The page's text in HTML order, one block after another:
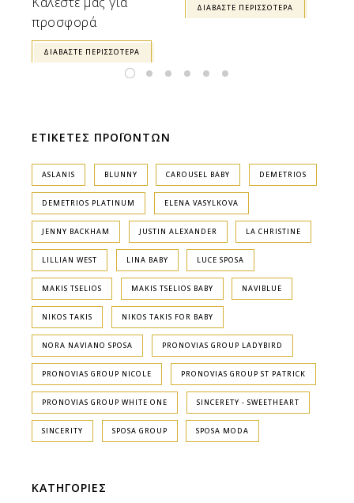
προσφορά
ΔΙΑΒΆΣΤΕ ΠΕΡΙΣΣΌΤΕΡΑ
ΔΙΑΒΆΣΤΕ ΠΕΡΙΣΣΌΤΕΡΑ
ΕΤΙΚΕΤΕΣ ΠΡΟΪΟΝΤΩΝ
ASLANIS BLUNNY CAROUSEL BABY DEMETRIOS
DEMETRIOS PLATINUM ELENA VASYLKOVA
JENNY BACKHAM JUSTIN ALEXANDER LA CHRISTINE
LILLIAN WEST LINA BABY LUCE SPOSA
MAKIS TSELIOS MAKIS TSELIOS BABY NAVIBLUE
NIKOS TAKIS NIKOS TAKIS FOR BABY
NORA NAVIANO SPOSA PRONOVIAS GROUP LADYBIRD
PRONOVIAS GROUP NICOLE PRONOVIAS GROUP ST PATRICK
PRONOVIAS GROUP WHITE ONE SINCERETY - SWEETHEART
SINCERITY SPOSA GROUP SPOSA MODA
ΚΑΤΗΓΟΡΙΕΣ